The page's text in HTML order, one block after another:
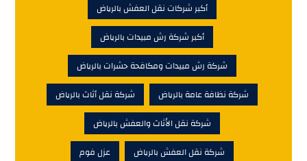
أكبر شركات نقل العفش بالرياض
أكبر شركة رش مبيدات بالرياض
شركة رش مبيدات ومكافحة حشرات بالرياض
شركة نظافة عامة بالرياض
شركة نقل أثاث بالرياض
شركة نقل الأثاث والعفش بالرياض
شركة نقل العفش بالرياض
عزل فوم